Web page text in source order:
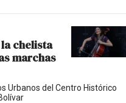
chelista
marchas
Urbanos del Centro Histórico